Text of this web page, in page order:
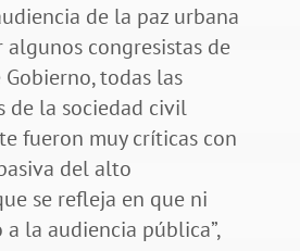
de la paz urbana
algunos congresistas de
todas las
de la sociedad civil
fueron muy críticas con
del alto
se refleja en que ni
la audiencia pública”,